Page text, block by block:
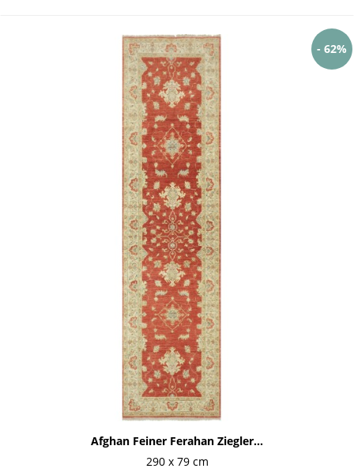
- 62%
Afghan Feiner Ferahan Ziegler...
290 x 79 cm